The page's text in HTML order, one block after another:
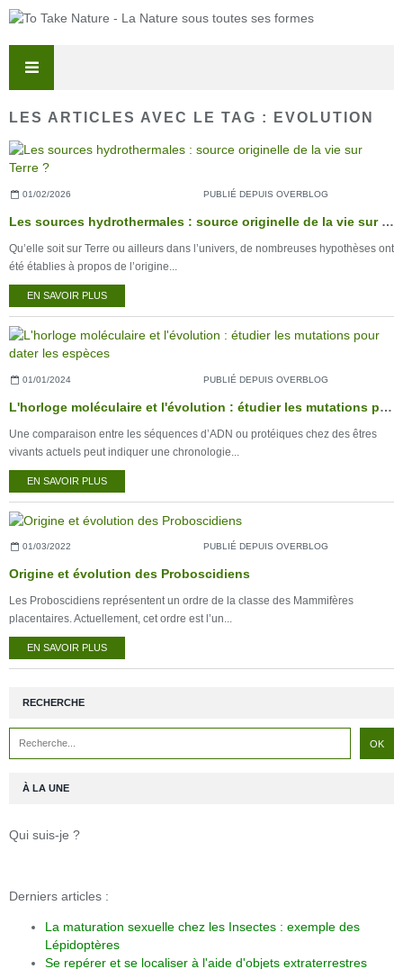
LES ARTICLES AVEC LE TAG : EVOLUTION
01/02/2026 PUBLIÉ DEPUIS OVERBLOG
Les sources hydrothermales : source originelle de la vie sur Terre ?
Qu’elle soit sur Terre ou ailleurs dans l’univers, de nombreuses hypothèses ont
été établies à propos de l’origine...
EN SAVOIR PLUS
01/01/2024 PUBLIÉ DEPUIS OVERBLOG
L'horloge moléculaire et l'évolution : étudier les mutations pour dater les espèces
Une comparaison entre les séquences d’ADN ou protéiques chez des êtres
vivants actuels peut indiquer une chronologie...
EN SAVOIR PLUS
01/03/2022 PUBLIÉ DEPUIS OVERBLOG
Origine et évolution des Proboscidiens
Les Proboscidiens représentent un ordre de la classe des Mammifères
placentaires. Actuellement, cet ordre est l’un...
EN SAVOIR PLUS
RECHERCHE
À LA UNE
Qui suis-je ?
Derniers articles :
La maturation sexuelle chez les Insectes : exemple des
Lépidoptères
Se repérer et se localiser à l'aide d'objets extraterrestres